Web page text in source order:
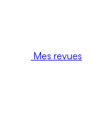
Mes revues